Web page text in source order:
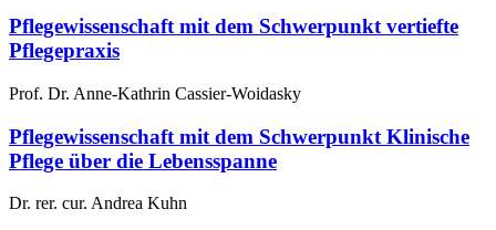
Pflegewissenschaft mit dem Schwerpunkt vertiefte
Pflegepraxis
Prof. Dr. Anne-Kathrin Cassier-Woidasky
Pflegewissenschaft mit dem Schwerpunkt Klinische
Pflege über die Lebensspanne
Dr. rer. cur. Andrea Kuhn